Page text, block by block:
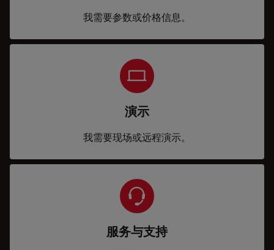
我需要参数或价格信息。
演示
我需要现场或远程演示。
服务与支持